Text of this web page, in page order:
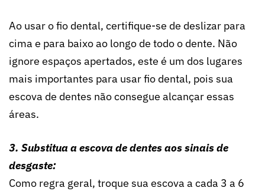
Ao usar o fio dental, certifique-se de deslizar para
cima e para baixo ao longo de todo o dente. Não
ignore espaços apertados, este é um dos lugares
mais importantes para usar fio dental, pois sua
escova de dentes não consegue alcançar essas
áreas.
3. Substitua a escova de dentes aos sinais de
desgaste:
Como regra geral, troque sua escova a cada 3 a 6